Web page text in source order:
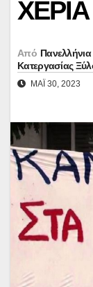
Από
Κατεργασίας
ΜΆΙ 30, 2023